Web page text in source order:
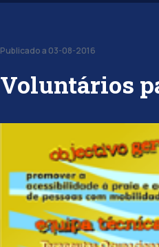
Publicado a 03-08-2016
Voluntários